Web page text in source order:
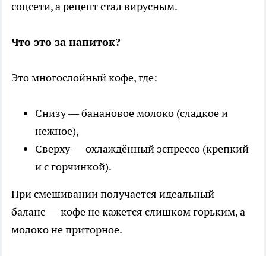
соцсети, а рецепт стал вирусным.
Что это за напиток?
Это многослойный кофе, где:
Снизу — банановое молоко (сладкое и
нежное),
Сверху — охлаждённый эспрессо (крепкий
и с горчинкой).
При смешивании получается идеальный
баланс — кофе не кажется слишком горьким, а
молоко не приторное.